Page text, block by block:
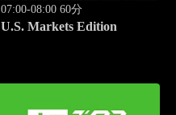
07:00-08:00 60分
U.S. Markets Edition